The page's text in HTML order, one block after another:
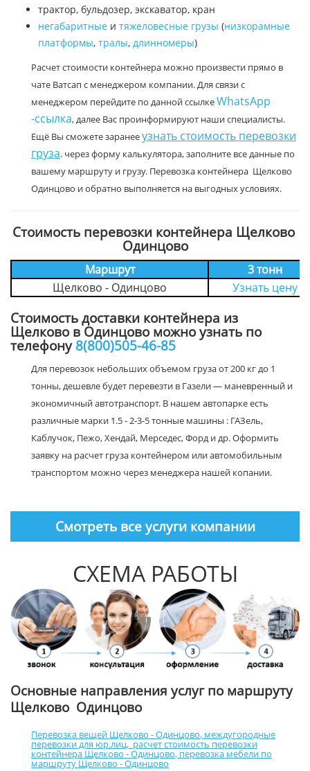
трактор, бульдозер, экскаватор, кран
негабаритные и тяжеловесные грузы (низкорамные
платформы, тралы, длинномеры)
Расчет стоимости контейнера можно произвести прямо в
чате Ватсап с менеджером компании. Для связи с
менеджером перейдите по данной ссылкеWhatsApp
-ссылка, далее Вас проинформируют наши специалисты.
Ещё Вы сможете заранееузнать стоимость перевозки
груза. через форму калькулятора, заполните все данные по
вашему маршруту и грузу. Перевозка контейнера Щелково
Одинцово и обратно выполняется на выгодных условиях.
Стоимость перевозки контейнера Щелково
Одинцово
Маршрут
3 тонн
Щелково - Одинцово
Узнать цену
Стоимость доставки контейнера из
Щелково в Одинцово можно узнать по
телефону 8(800)505-46-85
Для перевозок небольших объемом груза от 200 кг до 1
тонны, дешевле будет перевезти в Газели — маневренный и
экономичный автотранспорт. В нашем автопарке есть
различные марки 1.5 - 2-3-5 тонные машины : ГАЗель,
Каблучок, Пежо, Хендай, Мерседес, Форд и др. Оформить
заявку на расчет груза контейнером или автомобильным
транспортом можно через менеджера нашей копании.
Смотреть все услуги компании
СХЕМА РАБОТЫ
Основные направления услуг по маршруту
Щелково Одинцово
Перевозка вещей Щелково - Одинцово, междугородные
перевозки для юр.лиц, расчет стоимость перевозки
контейнера Щелково - Одинцово, перевозка мебели по
маршруту Щелково - Одинцово